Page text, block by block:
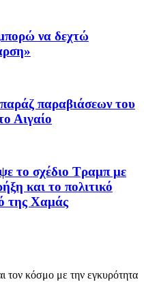
να δεχτώ
παραβιάσεων του
Αιγαίο
το σχέδιο Τραμπ με
και το πολιτικό
της Χαμάς
τον κόσμο με την εγκυρότητα